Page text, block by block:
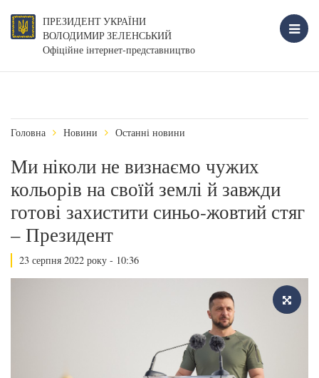
ПРЕЗИДЕНТ УКРАЇНИ
ВОЛОДИМИР ЗЕЛЕНСЬКИЙ
Офіційне інтернет-представництво
Головна Новини Останні новини
Ми ніколи не визнаємо чужих
кольорів на своїй землі й завжди
готові захистити синьо-жовтий стяг
– Президент
23 серпня 2022 року - 10:36